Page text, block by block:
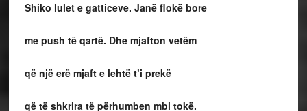
Shiko lulet e gatticeve. Janë flokë bore
me push të qartë. Dhe mjafton vetëm
që një erë mjaft e lehtë t’i prekë
që të shkrira të përhumben mbi tokë.